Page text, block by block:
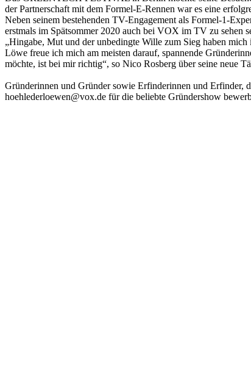
der Partnerschaft mit dem Formel-E-Rennen war es eine
Neben seinem bestehenden TV-Engagement als Formel-1-
erstmals im Spätsommer 2020 auch bei VOX im TV zu sehen
„Hingabe, Mut und der unbedingte Wille zum Sieg haben
Löwe freue ich mich am meisten darauf, spannende
möchte, ist bei mir richtig“, so Nico Rosberg über seine neue
Gründerinnen und Gründer sowie Erfinderinnen und Erfinder,
hoehlederloewen@vox.de für die beliebte Gründershow